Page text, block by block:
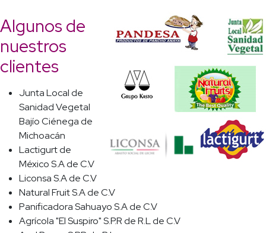
Algunos de
nuestros
clientes
Junta Local de
Sanidad Vegetal
Bajío Ciénega de
Michoacán
Lactigurt de
México S.A de C.V
Liconsa S.A de C.V
Natural Fruit S.A de C.V
Panificadora Sahuayo S.A de C.V
Agrícola "El Suspiro" S.P.R de R.L de C.V